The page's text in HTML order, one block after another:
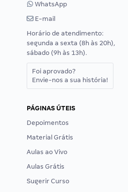
WhatsApp
E-mail
Horário de atendimento:
segunda a sexta (8h às 20h),
sábado (9h às 13h).
Foi aprovado?
Envie-nos a sua história!
PÁGINAS ÚTEIS
Depoimentos
Material Grátis
Aulas ao Vivo
Aulas Grátis
Sugerir Curso